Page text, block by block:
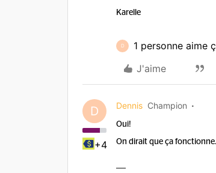
Karelle
D
1 personne aime
J'aime
D
+4
Dennis Champion
Oui!
On dirait que ça fonctionne.